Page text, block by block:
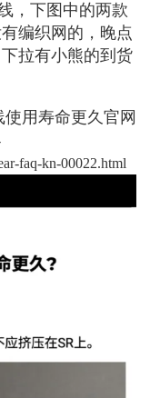
，下图中的两款
编织网的，晚点
拉有小熊的到货
用寿命更久官网
faq-kn-00022.html